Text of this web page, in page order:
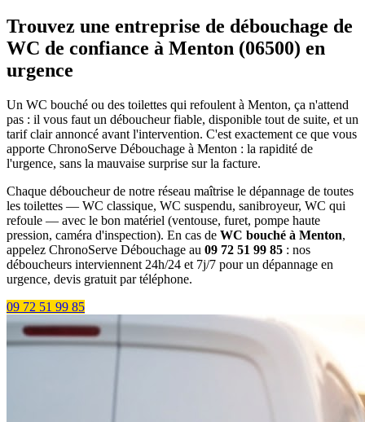
Trouvez une entreprise de débouchage de
WC de confiance à Menton (06500) en
urgence
Un WC bouché ou des toilettes qui refoulent à Menton, ça n'attend
pas : il vous faut un déboucheur fiable, disponible tout de suite, et un
tarif clair annoncé avant l'intervention. C'est exactement ce que vous
apporte ChronoServe Débouchage à Menton : la rapidité de
l'urgence, sans la mauvaise surprise sur la facture.
Chaque déboucheur de notre réseau maîtrise le dépannage de toutes
les toilettes — WC classique, WC suspendu, sanibroyeur, WC qui
refoule — avec le bon matériel (ventouse, furet, pompe haute
pression, caméra d'inspection). En cas de WC bouché à Menton,
appelez ChronoServe Débouchage au 09 72 51 99 85 : nos
déboucheurs interviennent 24h/24 et 7j/7 pour un dépannage en
urgence, devis gratuit par téléphone.
09 72 51 99 85